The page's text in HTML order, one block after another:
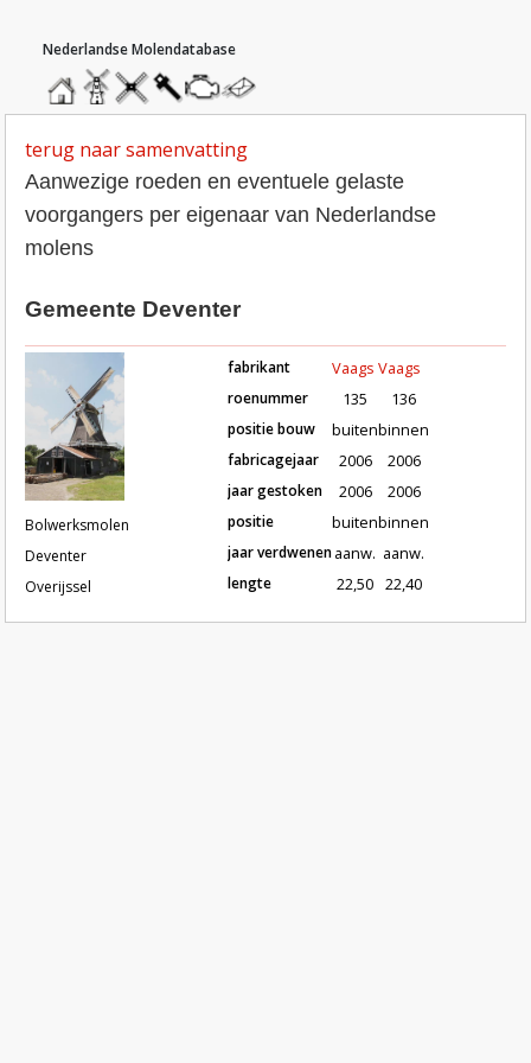
homemolendatabase
roedendatabase
assendatabase
motorendatabase
stuur
een
terug naar samenvatting
Aanwezige roeden en eventuele gelaste
voorgangers per eigenaar van Nederlandse
molens
Gemeente Deventer
Bolwerksmolen
Deventer
Overijssel
Roeden van molen
fabrikant
roenummer
positie bouw
fabricagejaar
jaar gestoken
positie
jaar verdwenen
lengte
Vaags
135
buiten
2006
2006
buiten
aanw.
22,50
Vaags
136
binnen
2006
2006
binnen
aanw.
22,40